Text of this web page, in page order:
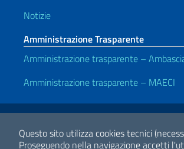
Questo sito utilizza cookies tecnici
Proseguendo nella navigazione accetti
Notizie
Amministrazione Trasparente
Amministrazione trasparente –
Amministrazione trasparente – MAECI
Link Utili